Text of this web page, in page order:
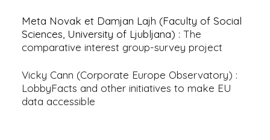
Meta Novak et Damjan Lajh (Faculty of Social
Sciences, University of Ljubljana) : The
comparative interest group-survey project
Vicky Cann (Corporate Europe Observatory) :
LobbyFacts and other initiatives to make EU
data accessible